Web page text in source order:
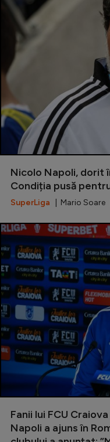
Nicolo Napoli, dorit
Condiția pusă
SuperLiga | Mario Soare
Fanii lui FCU
Napoli a ajuns în